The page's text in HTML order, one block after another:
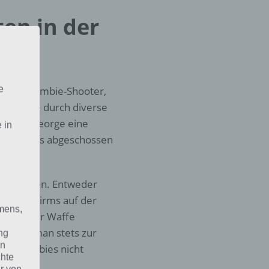
in der
Zombie-Shooter,
George durch diverse
George eine
abgeschossen
Entweder
Bildschirms auf der
der Waffe
muss man stets zur
Zombies nicht
in